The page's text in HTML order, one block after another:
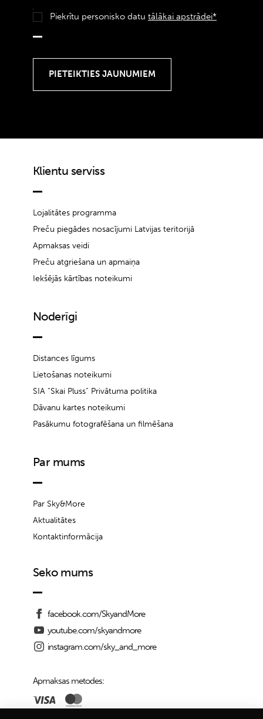
Piekrītu personisko datu tālākai apstrādei*
Klientu serviss
Lojalitātes programma
Preču piegādes nosacījumi Latvijas teritorijā
Apmaksas veidi
Preču atgriešana un apmaiņa
Iekšējās kārtības noteikumi
Noderīgi
Distances līgums
Lietošanas noteikumi
SIA “Skai Pluss” Privātuma politika
Dāvanu kartes noteikumi
Pasākumu fotografēšana un filmēšana
Par mums
Par Sky&More
Aktualitātes
Kontaktinformācija
Seko mums
facebook.com/SkyandMore
youtube.com/skyandmore
instagram.com/sky_and_more
Apmaksas metodes: